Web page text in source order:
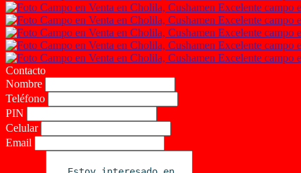
Contacto
Nombre
Teléfono
PIN
Celular
Email